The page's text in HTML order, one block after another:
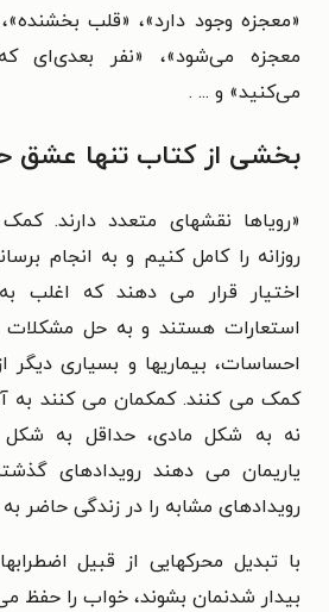
«معجزه وجود دارد»، «قلب
معجزه می‌شود»، «نفر بعدی‌ای
می‌کنید» و ... .
بخشی از کتاب تنها عشق
«رویاها نقشهای متعدد دارند.
روزانه را کامل کنیم و به انجام
اختیار قرار می دهند که اغلب
استعارات هستند و به حل مشکلات
احساسات، بیماریها و بسیاری دیگر
کمک می کنند. کمکمان می کنند به
نه به شکل مادی، حداقل به شکل
یاریمان می دهند رویدادهای
رویدادهای مشابه را در زندگی حاضر
با تبدیل محرکهایی از قبیل
بیدار شدنمان بشوند، خواب را حفظ